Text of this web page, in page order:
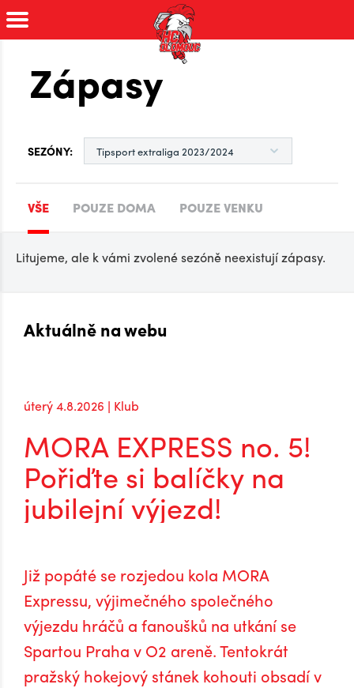
Zápasy
SEZÓNY:
VŠE POUZE DOMA POUZE VENKU
Litujeme, ale k vámi zvolené sezóně neexistují zápasy.
Aktuálně na webu
úterý 4.8.2026 | Klub
MORA EXPRESS no. 5!
Pořiďte si balíčky na
jubilejní výjezd!
Již popáté se rozjedou kola MORA
Expressu, výjimečného společného
výjezdu hráčů a fanoušků na utkání se
Spartou Praha v O2 areně. Tentokrát
pražský hokejový stánek kohouti obsadí v